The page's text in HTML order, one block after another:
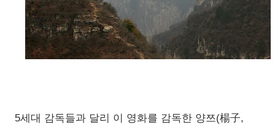
5세대 감독들과 달리 이 영화를 감독한 양쯔(楊子,